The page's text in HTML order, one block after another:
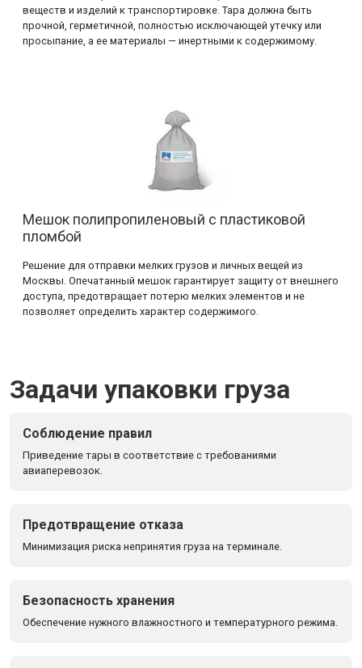
веществ и изделий к транспортировке. Тара должна быть
прочной, герметичной, полностью исключающей утечку или
просыпание, а ее материалы — инертными к содержимому.
Мешок полипропиленовый с пластиковой
пломбой
Решение для отправки мелких грузов и личных вещей из
Москвы. Опечатанный мешок гарантирует защиту от внешнего
доступа, предотвращает потерю мелких элементов и не
позволяет определить характер содержимого.
Задачи упаковки груза
Соблюдение правил
Приведение тары в соответствие с требованиями
авиаперевозок.
Предотвращение отказа
Минимизация риска непринятия груза на терминале.
Безопасность хранения
Обеспечение нужного влажностного и температурного режима.